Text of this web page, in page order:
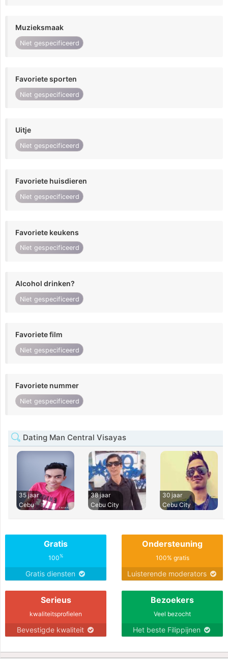
Muzieksmaak
Niet gespecificeerd
Favoriete sporten
Niet gespecificeerd
Uitje
Niet gespecificeerd
Favoriete huisdieren
Niet gespecificeerd
Favoriete keukens
Niet gespecificeerd
Alcohol drinken?
Niet gespecificeerd
Favoriete film
Niet gespecificeerd
Favoriete nummer
Niet gespecificeerd
Dating Man Central Visayas
35 jaar
Cebu
38 jaar
Cebu City
30 jaar
Cebu City
Gratis
100%
Gratis diensten
Ondersteuning
100% gratis
Luisterende moderators
Serieus
kwaliteitsprofielen
Bevestigde kwaliteit
Bezoekers
Veel bezocht
Het beste Filippijnen